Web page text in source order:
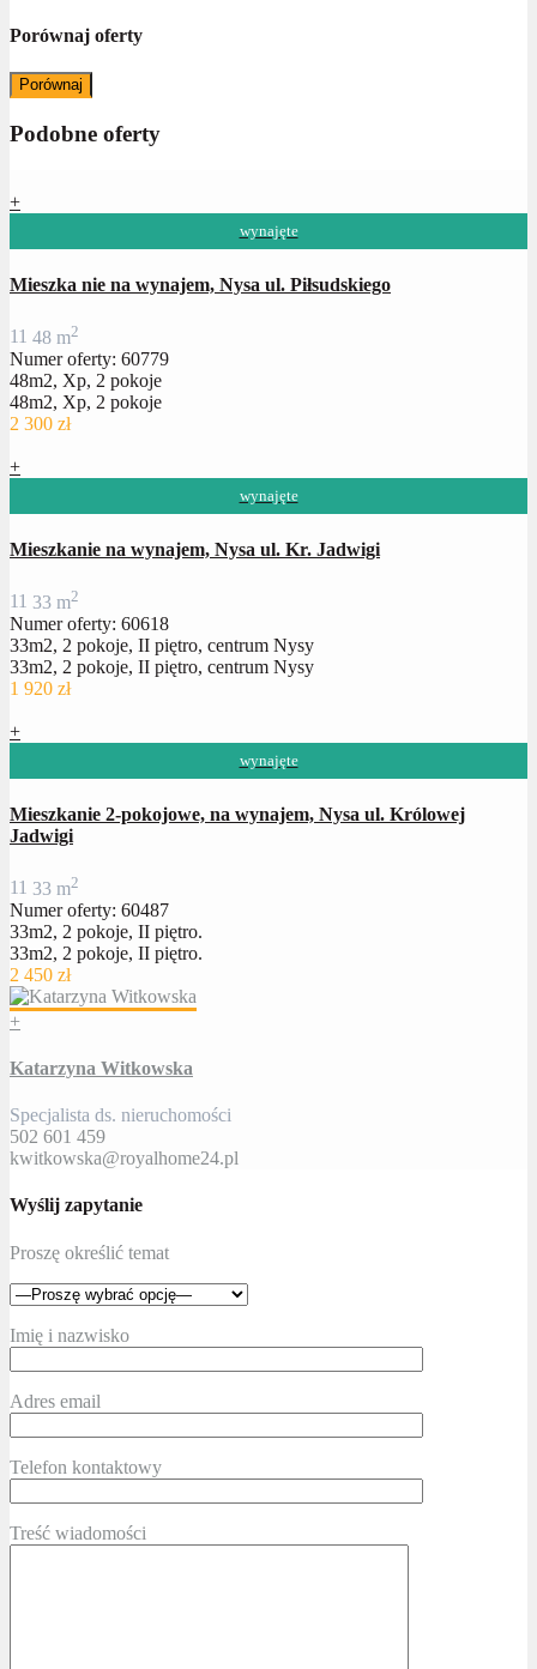
Porównaj oferty
Porównaj
Podobne oferty
+
wynajęte
Mieszka nie na wynajem, Nysa ul. Piłsudskiego
11 48 m2
Numer oferty: 60779
48m2, Xp, 2 pokoje
48m2, Xp, 2 pokoje
2 300 zł
+
wynajęte
Mieszkanie na wynajem, Nysa ul. Kr. Jadwigi
11 33 m2
Numer oferty: 60618
33m2, 2 pokoje, II piętro, centrum Nysy
33m2, 2 pokoje, II piętro, centrum Nysy
1 920 zł
+
wynajęte
Mieszkanie 2-pokojowe, na wynajem, Nysa ul. Królowej
Jadwigi
11 33 m2
Numer oferty: 60487
33m2, 2 pokoje, II piętro.
33m2, 2 pokoje, II piętro.
2 450 zł
+
Katarzyna Witkowska
Specjalista ds. nieruchomości
502 601 459
kwitkowska@royalhome24.pl
Wyślij zapytanie
Proszę określić temat
Imię i nazwisko
Adres email
Telefon kontaktowy
Treść wiadomości